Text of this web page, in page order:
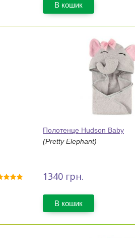
В кошик
Полотенце Hudson Baby
(Pretty Elephant)
1340 грн.
В кошик